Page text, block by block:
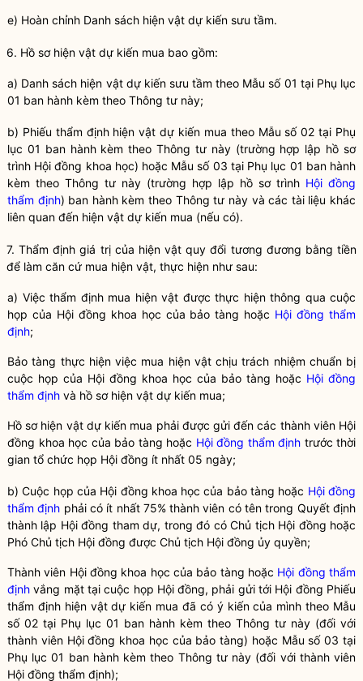
e) Hoàn chỉnh Danh sách hiện vật dự kiến sưu tầm.
6. Hồ sơ hiện vật dự kiến mua bao gồm:
a) Danh sách hiện vật dự kiến sưu tầm theo Mẫu số 01 tại Phụ lục
01 ban hành kèm theo Thông tư này;
b) Phiếu thẩm định hiện vật dự kiến mua theo Mẫu số 02 tại Phụ
lục 01 ban hành kèm theo Thông tư này (trường hợp lập hồ sơ
trình Hội đồng khoa học) hoặc Mẫu số 03 tại Phụ lục 01 ban hành
kèm theo Thông tư này (trường hợp lập hồ sơ trình Hội đồng
thẩm định) ban hành kèm theo Thông tư này và các tài liệu khác
liên quan đến hiện vật dự kiến mua (nếu có).
7. Thẩm định giá trị của hiện vật quy đổi tương đương bằng tiền
để làm căn cứ mua hiện vật, thực hiện như sau:
a) Việc thẩm định mua hiện vật được thực hiện thông qua cuộc
họp của Hội đồng khoa học của bảo tàng hoặc Hội đồng thẩm
định;
Bảo tàng thực hiện việc mua hiện vật chịu trách nhiệm chuẩn bị
cuộc họp của Hội đồng khoa học của bảo tàng hoặc Hội đồng
thẩm định và hồ sơ hiện vật dự kiến mua;
Hồ sơ hiện vật dự kiến mua phải được gửi đến các thành viên Hội
đồng khoa học của bảo tàng hoặc Hội đồng thẩm định trước thời
gian tổ chức họp Hội đồng ít nhất 05 ngày;
b) Cuộc họp của Hội đồng khoa học của bảo tàng hoặc Hội đồng
thẩm định phải có ít nhất 75% thành viên có tên trong Quyết định
thành lập Hội đồng tham dự, trong đó có Chủ tịch Hội đồng hoặc
Phó Chủ tịch Hội đồng được Chủ tịch Hội đồng ủy quyền;
Thành viên Hội đồng khoa học của bảo tàng hoặc Hội đồng thẩm
định vắng mặt tại cuộc họp Hội đồng, phải gửi tới Hội đồng Phiếu
thẩm định hiện vật dự kiến mua đã có ý kiến của mình theo Mẫu
số 02 tại Phụ lục 01 ban hành kèm theo Thông tư này (đối với
thành viên Hội đồng khoa học của bảo tàng) hoặc Mẫu số 03 tại
Phụ lục 01 ban hành kèm theo Thông tư này (đối với thành viên
Hội đồng thẩm định);